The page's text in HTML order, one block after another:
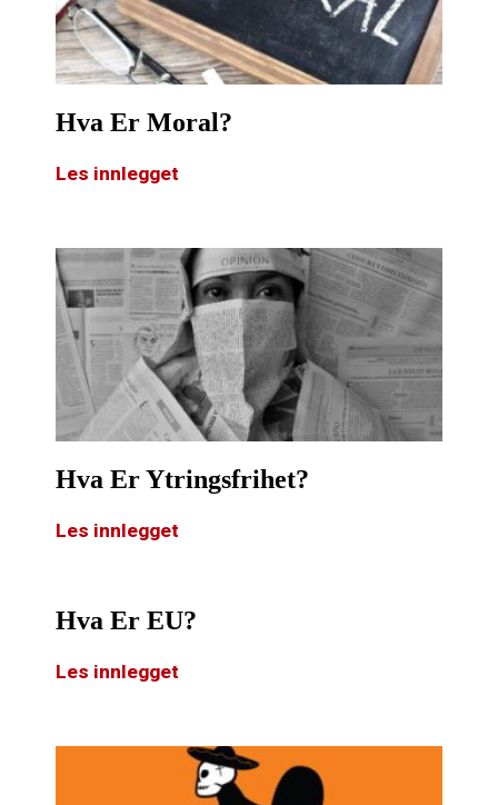
Hva Er Moral?
Les innlegget
Hva Er Ytringsfrihet?
Les innlegget
Hva Er EU?
Les innlegget